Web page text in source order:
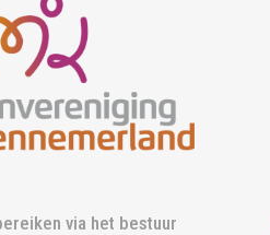
via het bestuur